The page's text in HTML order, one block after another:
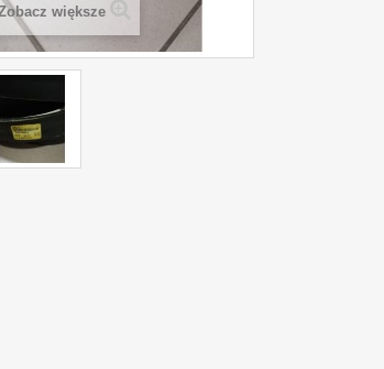
większe